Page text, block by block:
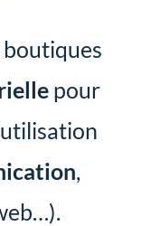
boutiques
pour
,